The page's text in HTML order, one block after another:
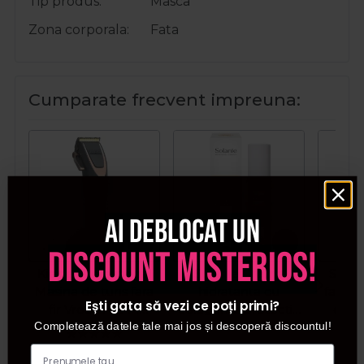
Zona corporala
Fata
Cumparate frecvent impreuna:
Kiepe Professional
fir Vroom 6344
11000RPM Cordless
Solanie Crema
colagen si protectie
UV pentru fata
Special 50ml
Ai deblocat un
discount misterios!
Ești gata să vezi ce poți primi?
Completează datele tale mai jos și descoperă discountul!